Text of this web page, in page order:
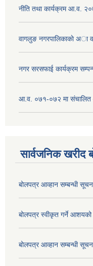
नीति तथा कार्यक्रम आ.व.
वागलुङ नगरपालिकाकाे अा‍
नगर सरसफाई कार्यक्रम
आ.व. ०७१-०७२ मा संचालित
सार्वजनिक खरीद
बोलपत्र आव्हान सम्बन्धी
बोलपत्र स्वीकृत गर्ने
बोलपत्र आव्हान सम्बन्धी